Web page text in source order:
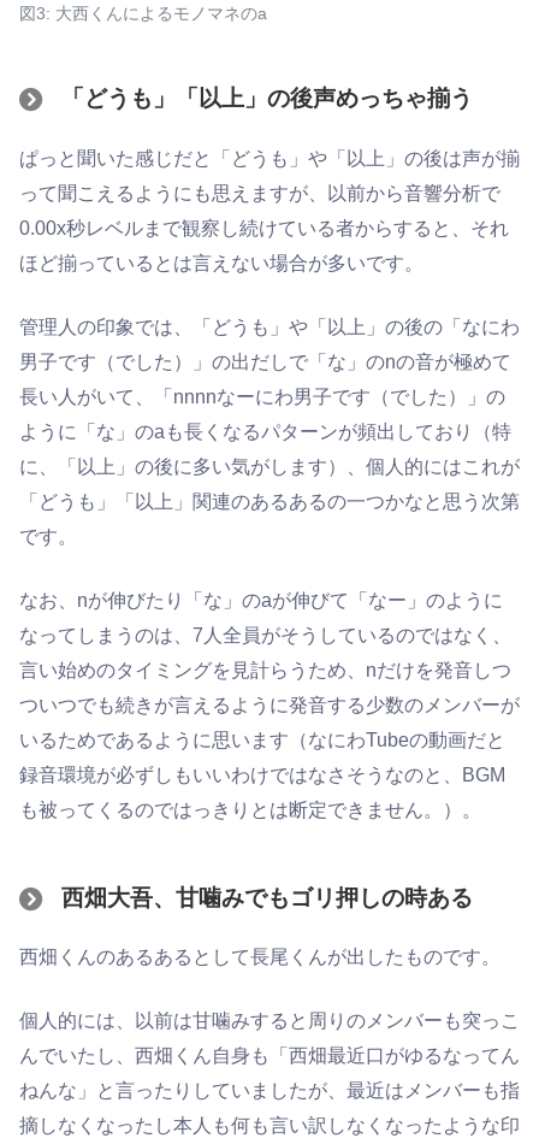
図3: 大西くんによるモノマネのa
「どうも」「以上」の後声めっちゃ揃う
ぱっと聞いた感じだと「どうも」や「以上」の後は声が揃
って聞こえるようにも思えますが、以前から音響分析で
0.00x秒レベルまで観察し続けている者からすると、それ
ほど揃っているとは言えない場合が多いです。
管理人の印象では、「どうも」や「以上」の後の「なにわ
男子です（でした）」の出だしで「な」のnの音が極めて
長い人がいて、「nnnnなーにわ男子です（でした）」の
ように「な」のaも長くなるパターンが頻出しており（特
に、「以上」の後に多い気がします）、個人的にはこれが
「どうも」「以上」関連のあるあるの一つかなと思う次第
です。
なお、nが伸びたり「な」のaが伸びて「なー」のように
なってしまうのは、7人全員がそうしているのではなく、
言い始めのタイミングを見計らうため、nだけを発音しつ
ついつでも続きが言えるように発音する少数のメンバーが
いるためであるように思います（なにわTubeの動画だと
録音環境が必ずしもいいわけではなさそうなのと、BGM
も被ってくるのではっきりとは断定できません。）。
西畑大吾、甘噛みでもゴリ押しの時ある
西畑くんのあるあるとして長尾くんが出したものです。
個人的には、以前は甘噛みすると周りのメンバーも突っこ
んでいたし、西畑くん自身も「西畑最近口がゆるなってん
ねんな」と言ったりしていましたが、最近はメンバーも指
摘しなくなったし本人も何も言い訳しなくなったような印